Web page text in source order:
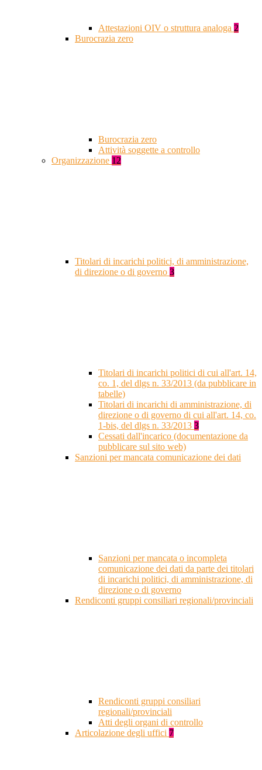
Attestazioni OIV o struttura analoga 2
Burocrazia zero
Burocrazia zero
Attività soggette a controllo
Organizzazione 12
Titolari di incarichi politici, di amministrazione,
di direzione o di governo 3
Titolari di incarichi politici di cui all'art. 14,
co. 1, del dlgs n. 33/2013 (da pubblicare in
tabelle)
Titolari di incarichi di amministrazione, di
direzione o di governo di cui all'art. 14, co.
1-bis, del dlgs n. 33/2013 3
Cessati dall'incarico (documentazione da
pubblicare sul sito web)
Sanzioni per mancata comunicazione dei dati
Sanzioni per mancata o incompleta
comunicazione dei dati da parte dei titolari
di incarichi politici, di amministrazione, di
direzione o di governo
Rendiconti gruppi consiliari regionali/provinciali
Rendiconti gruppi consiliari
regionali/provinciali
Atti degli organi di controllo
Articolazione degli uffici 7